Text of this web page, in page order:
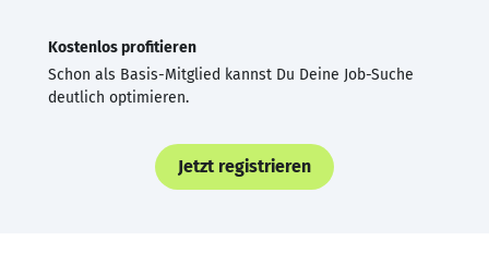
Kostenlos profitieren
Schon als Basis-Mitglied kannst Du Deine Job-Suche
deutlich optimieren.
Jetzt registrieren